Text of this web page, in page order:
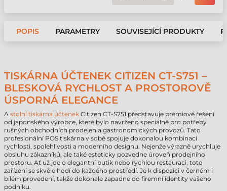
POPIS PARAMETRY SOUVISEJÍCÍ PRODUKTY
TISKÁRNA ÚČTENEK CITIZEN CT-S751 –
BLESKOVÁ RYCHLOST A PROSTOROVĚ
ÚSPORNÁ ELEGANCE
A stolní tiskárna účtenek Citizen CT-S751 představuje prémiové řešení
od japonského výrobce, které bylo navrženo speciálně pro potřeby
rušných obchodních prodejen a gastronomických provozů. Tato
profesionální POS tiskárna v sobě spojuje dokonalou kombinaci
rychlosti, spolehlivosti a moderního designu. Nejenže výrazně urychluje
obsluhu zákazníků, ale také esteticky pozvedne úroveň prodejního
prostoru. Ať už jde o elegantní butik nebo rychlou restauraci, toto
zařízení se skvěle hodí do každého prostředí. Je k dispozici v černém i
bílém provedení, takže dokonale zapadne do firemní identity vašeho
podniku.